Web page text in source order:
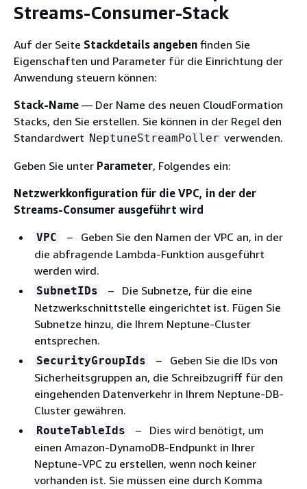
Streams-Consumer-Stack
Auf der Seite Stackdetails angeben finden Sie
Eigenschaften und Parameter für die Einrichtung der
Anwendung steuern können:
Stack-Name — Der Name des neuen CloudFormation
Stacks, den Sie erstellen. Sie können in der Regel den
Standardwert NeptuneStreamPoller verwenden.
Geben Sie unter Parameter, Folgendes ein:
Netzwerkkonfiguration für die VPC, in der der
Streams-Consumer ausgeführt wird
VPC
– Geben Sie den Namen der VPC an, in der
die abfragende Lambda-Funktion ausgeführt
werden wird.
SubnetIDs
– Die Subnetze, für die eine
Netzwerkschnittstelle eingerichtet ist. Fügen Sie
Subnetze hinzu, die Ihrem Neptune-Cluster
entsprechen.
SecurityGroupIds
– Geben Sie die IDs von
Sicherheitsgruppen an, die Schreibzugriff für den
eingehenden Datenverkehr in Ihrem Neptune-DB-
Cluster gewähren.
RouteTableIds
– Dies wird benötigt, um
einen Amazon-DynamoDB-Endpunkt in Ihrer
Neptune-VPC zu erstellen, wenn noch keiner
vorhanden ist. Sie müssen eine durch Komma